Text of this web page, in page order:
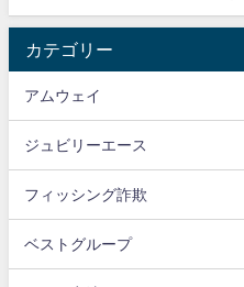
カテゴリー
アムウェイ
ジュビリーエース
フィッシング詐欺
ベストグループ